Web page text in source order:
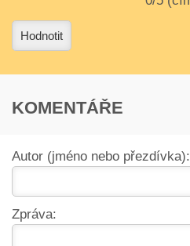
Hodnotit
KOMENTÁŘE
Autor (jméno nebo přezdívka):
Zpráva: